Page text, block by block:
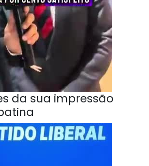
da sua impressão